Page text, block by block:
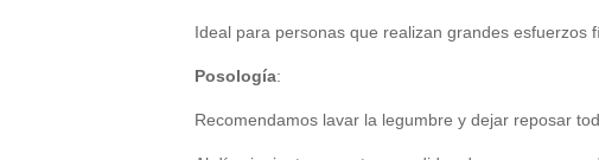
Ideal para personas que realizan grandes esfuerzos
Posología:
Recomendamos lavar la legumbre y dejar reposar